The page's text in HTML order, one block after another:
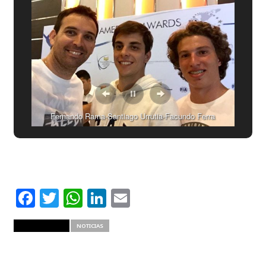
Fernando Rama-Santiago Urrutia-Facundo Ferra
Facebook
Twitter
WhatsApp
LinkedIn
Email
NOTICIAS